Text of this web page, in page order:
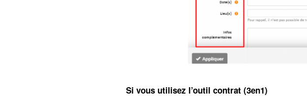
Si vous utilisez l’outil contrat (3en1)